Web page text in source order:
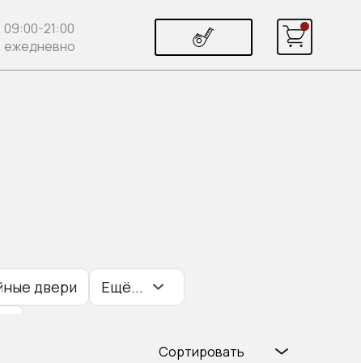
09:00-21:00
ежедневно
двери
Ещё...
Сортировать